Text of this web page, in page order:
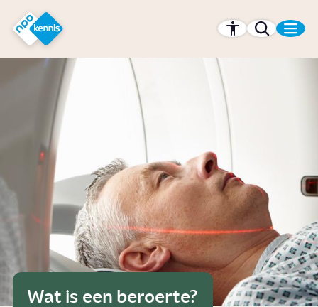
Hét kennisplatform van de NPO
Wat is een beroerte?